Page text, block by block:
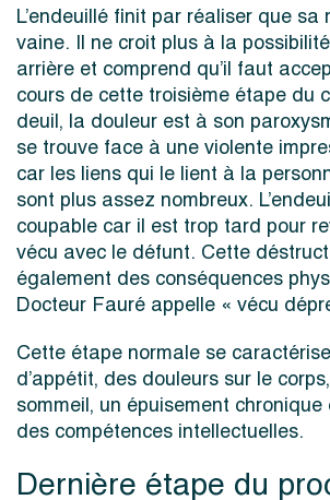
L’endeuillé finit par réaliser que sa
vaine. Il ne croit plus à la
arrière et comprend qu’il faut
cours de cette troisième étape du
deuil, la douleur est à son
se trouve face à une violente
car les liens qui le lient à la
sont plus assez nombreux.
coupable car il est trop tard pour
vécu avec le défunt. Cette
également des conséquences
Docteur Fauré appelle « vécu
Cette étape normale se
d’appétit, des douleurs sur le
sommeil, un épuisement
des compétences intellectuelles.
Dernière étape du